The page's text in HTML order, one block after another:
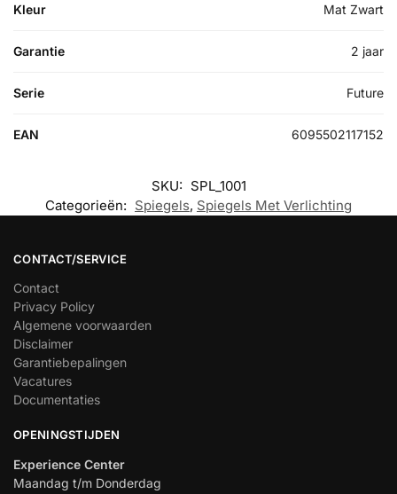
Kleur Mat Zwart
Garantie 2 jaar
Serie Future
EAN 6095502117152
SKU: SPL_1001
Categorieën: Spiegels, Spiegels Met Verlichting
CONTACT/SERVICE
Contact
Privacy Policy
Algemene voorwaarden
Disclaimer
Garantiebepalingen
Vacatures
Documentaties
OPENINGSTIJDEN
Experience Center
Maandag t/m Donderdag